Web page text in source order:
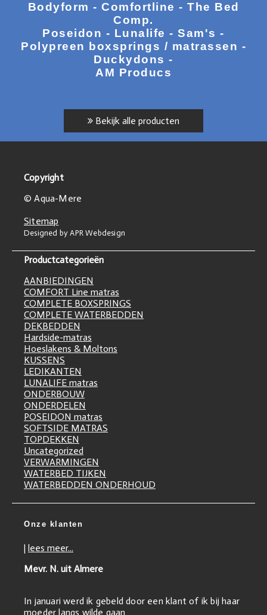
Bodyform - Comfortline - The Bed
Comp.
Poseidon - Lunalife - Sam's -
Polypreen boxsprings / matrassen -
Duckydons -
AM Producs
Bekijk alle producten
Copyright
© Aqua-Mere
Sitemap
Designed by APR Webdesign
Productcategorieën
AANBIEDINGEN
COMFORT Line matras
COMPLETE BOXSPRINGS
COMPLETE WATERBEDDEN
DEKBEDDEN
Hardside-matras
Hoeslakens & Moltons
KUSSENS
LEDIKANTEN
LUNALIFE matras
ONDERBOUW
ONDERDELEN
POSEIDON matras
SOFTSIDE MATRAS
TOPDEKKEN
Uncategorized
VERWARMINGEN
WATERBED TIJKEN
WATERBEDDEN ONDERHOUD
Onze klanten
| lees meer...
Mevr. N. uit Almere
In januari werd ik gebeld door een klant of ik bij haar
moeder langs wilde gaan